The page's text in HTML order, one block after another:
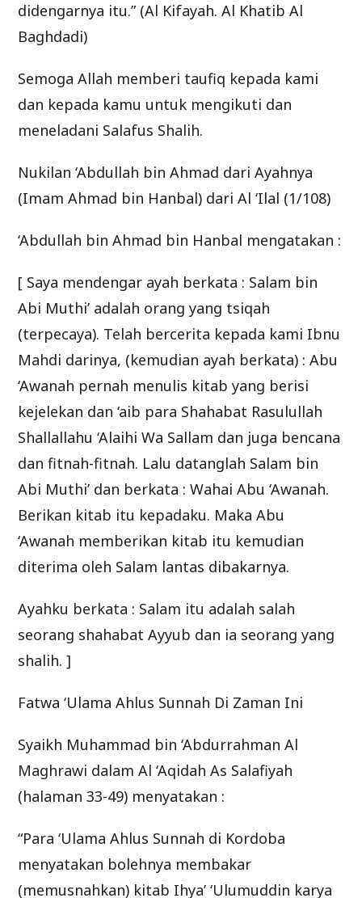
didengarnya itu.” (Al Kifayah. Al Khatib Al
Baghdadi)
Semoga Allah memberi taufiq kepada kami
dan kepada kamu untuk mengikuti dan
meneladani Salafus Shalih.
Nukilan ‘Abdullah bin Ahmad dari Ayahnya
(Imam Ahmad bin Hanbal) dari Al ‘Ilal (1/108)
‘Abdullah bin Ahmad bin Hanbal mengatakan :
[ Saya mendengar ayah berkata : Salam bin
Abi Muthi’ adalah orang yang tsiqah
(terpecaya). Telah bercerita kepada kami Ibnu
Mahdi darinya, (kemudian ayah berkata) : Abu
‘Awanah pernah menulis kitab yang berisi
kejelekan dan ‘aib para Shahabat Rasulullah
Shallallahu ‘Alaihi Wa Sallam dan juga bencana
dan fitnah-fitnah. Lalu datanglah Salam bin
Abi Muthi’ dan berkata : Wahai Abu ‘Awanah.
Berikan kitab itu kepadaku. Maka Abu
‘Awanah memberikan kitab itu kemudian
diterima oleh Salam lantas dibakarnya.
Ayahku berkata : Salam itu adalah salah
seorang shahabat Ayyub dan ia seorang yang
shalih. ]
Fatwa ‘Ulama Ahlus Sunnah Di Zaman Ini
Syaikh Muhammad bin ‘Abdurrahman Al
Maghrawi dalam Al ‘Aqidah As Salafiyah
(halaman 33-49) menyatakan :
“Para ‘Ulama Ahlus Sunnah di Kordoba
menyatakan bolehnya membakar
(memusnahkan) kitab Ihya’ ‘Ulumuddin karya